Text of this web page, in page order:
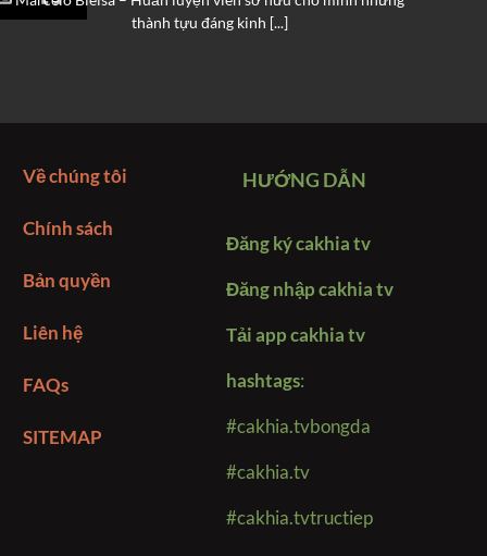
thành tựu đáng kinh [...]
Về chúng tôi
Chính sách
Bản quyền
Liên hệ
FAQs
SITEMAP
HƯỚNG DẪN
Đăng ký cakhia tv
Đăng nhập cakhia tv
Tải app cakhia tv
hashtags:
#cakhia.tvbongda
#cakhia.tv
#cakhia.tvtructiep